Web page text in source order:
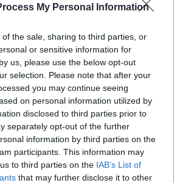
My Personal Information
the sale, sharing to third parties, or
or sensitive information for
us, please use the below opt-out
selection. Please note that after your
you may continue seeing
on personal information utilized by
disclosed to third parties prior to
separately opt-out of the further
information by third parties on the
participants. This information may
to third parties on the IAB’s List of
that may further disclose it to other
"αθώα" συμπτώματα
την ζωή σας